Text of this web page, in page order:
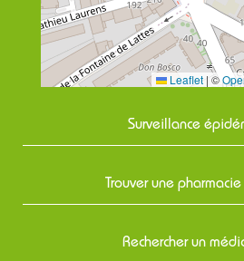
Leaflet | ©
Surveillance
Trouver une
Rechercher un